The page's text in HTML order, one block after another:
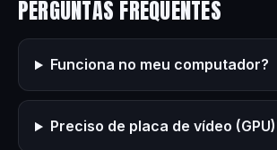
PERGUNTAS FREQUENTES
Funciona no meu computador?
Preciso de placa de vídeo